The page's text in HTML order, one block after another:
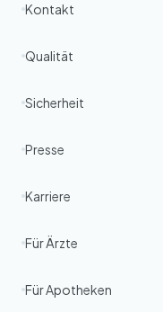
Kontakt
Qualität
Sicherheit
Presse
Karriere
Für Ärzte
Für Apotheken